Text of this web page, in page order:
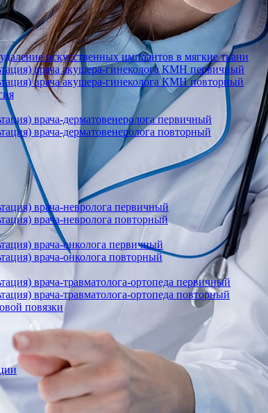
искусственных имплантов в мягкие ткани
врача акушера-гинеколога КМН первичный
врача акушера-гинеколога КМН повторный
врача-дерматовенеролога первичный
врача-дерматовенеролога повторный
врача-невролога первичный
врача-невролога повторный
врача-онколога первичный
врача-онколога повторный
врача-травматолога-ортопеда первичный
врача-травматолога-ортопеда повторный
повязки